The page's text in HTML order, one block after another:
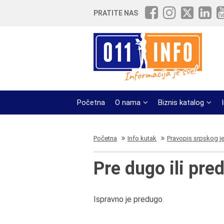
PRATITE NAS
Početna O nama Biznis katalog
Početna Info kutak Pravopis srpskog
Pre dugo ili
Ispravno je predugo.